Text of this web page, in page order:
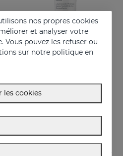
SEBOVALIS Gel Facial
nos propres cookies
et analyser votre
Vous pouvez les refuser ou
sur notre politique en
les cookies